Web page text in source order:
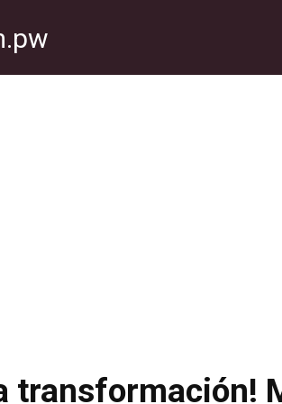
transformación!